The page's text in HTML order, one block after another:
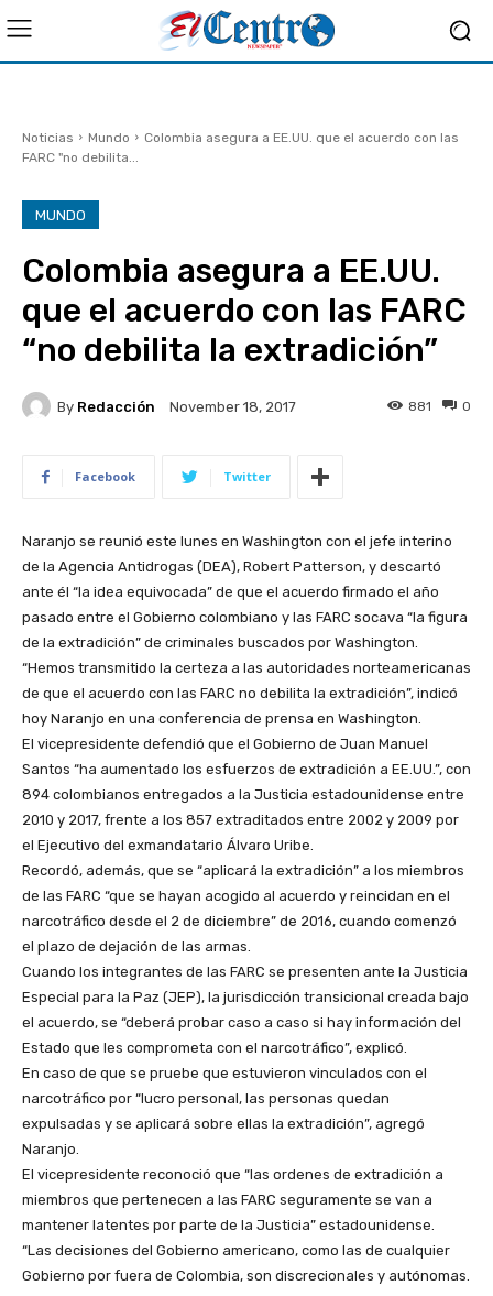
Noticias Mundo
Colombia asegura a EE.UU. que el acuerdo con las
FARC "no debilita...
MUNDO
Colombia asegura a EE.UU.
que el acuerdo con las FARC
“no debilita la extradición”
By Redacción November 18, 2017 0
881
Facebook Twitter
Naranjo se reunió este lunes en Washington con el jefe interino
de la Agencia Antidrogas (DEA), Robert Patterson, y descartó
ante él “la idea equivocada” de que el acuerdo firmado el año
pasado entre el Gobierno colombiano y las FARC socava “la figura
de la extradición” de criminales buscados por Washington.
“Hemos transmitido la certeza a las autoridades norteamericanas
de que el acuerdo con las FARC no debilita la extradición”, indicó
hoy Naranjo en una conferencia de prensa en Washington.
El vicepresidente defendió que el Gobierno de Juan Manuel
Santos “ha aumentado los esfuerzos de extradición a EE.UU.”, con
894 colombianos entregados a la Justicia estadounidense entre
2010 y 2017, frente a los 857 extraditados entre 2002 y 2009 por
el Ejecutivo del exmandatario Álvaro Uribe.
Recordó, además, que se “aplicará la extradición” a los miembros
de las FARC “que se hayan acogido al acuerdo y reincidan en el
narcotráfico desde el 2 de diciembre” de 2016, cuando comenzó
el plazo de dejación de las armas.
Cuando los integrantes de las FARC se presenten ante la Justicia
Especial para la Paz (JEP), la jurisdicción transicional creada bajo
el acuerdo, se “deberá probar caso a caso si hay información del
Estado que les comprometa con el narcotráfico”, explicó.
En caso de que se pruebe que estuvieron vinculados con el
narcotráfico por “lucro personal, las personas quedan
expulsadas y se aplicará sobre ellas la extradición”, agregó
Naranjo.
El vicepresidente reconoció que “las ordenes de extradición a
miembros que pertenecen a las FARC seguramente se van a
mantener latentes por parte de la Justicia” estadounidense.
“Las decisiones del Gobierno americano, como las de cualquier
Gobierno por fuera de Colombia, son discrecionales y autónomas.